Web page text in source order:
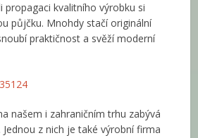
propagaci kvalitního výrobku si
půjčku. Mnohdy stačí originální
praktičnost a svěží moderní
našem i zahraničním trhu zabývá
z nich je také výrobní firma